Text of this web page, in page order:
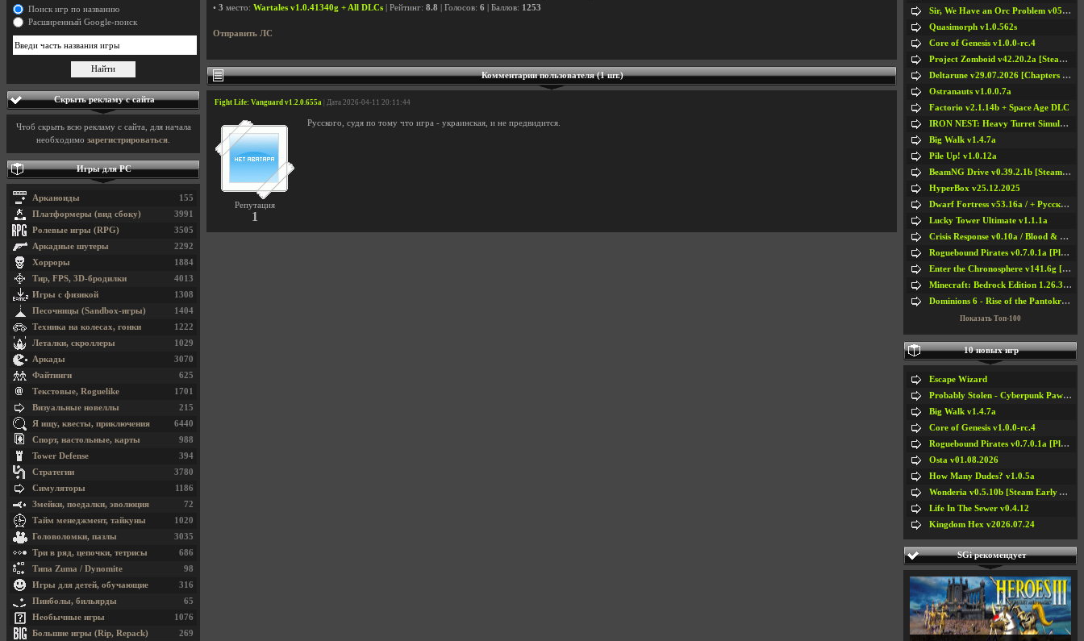
• 3 место: Wartales v1.0.41340g + All DLCs | Рейтинг: 8.8 | Голосов: 6 | Баллов: 1253
Отправить ЛС
Комментарии пользователя (1 шт.)
Fight Life: Vanguard v1.2.0.655a | Дата 2026-04-11 20:11:44
Репутация
1
Русского, судя по тому что игра - украинская, и не предвидится.
Поиск игр по названию
Расширенный Google-поиск
Скрыть рекламу с сайта
Чтоб скрыть всю рекламу с сайта, для начала
необходимо зарегистрироваться
Игры для PC
155
Арканоиды
3991
Платформеры (вид сбоку)
3505
Ролевые игры (RPG)
2292
Аркадные шутеры
1884
Хорроры
4013
Тир, FPS, 3D-бродилки
1308
Игры с физикой
1404
Песочницы (Sandbox-игры)
1222
Техника на колесах, гонки
1029
Леталки, скроллеры
3070
Аркады
625
Файтинги
1701
Текстовые, Roguelike
215
Визуальные новеллы
6440
Я ищу, квесты, приключения
988
Спорт, настольные, карты
394
Tower Defense
3780
Стратегии
1186
Симуляторы
72
Змейки, поедалки, эволюция
1020
Тайм менеджмент, тайкуны
3035
Головоломки, пазлы
686
Три в ряд, цепочки, тетрисы
98
Типа Zuma / Dynomite
316
Игры для детей, обучающие
65
Пинболы, бильярды
1076
Необычные игры
269
Большие игры (Rip, Repack)
Sir, We Have an Orc Problem v05.08.2026
Quasimorph v1.0.562s
Core of Genesis v1.0.0-rc.4
Project Zomboid v42.20.2a [Steam Early Access]
Deltarune v29.07.2026 [Chapters 1-5] / + RUS [Chapters 1-5]
Ostranauts v1.0.0.7a
Factorio v2.1.14b + Space Age DLC
IRON NEST: Heavy Turret Simulator v1.0a
Big Walk v1.4.7a
Pile Up! v1.0.12a
BeamNG Drive v0.39.2.1b [Steam Early Access]
HyperBox v25.12.2025
Dwarf Fortress v53.16a / + Русская Версия v50.12a
Lucky Tower Ultimate v1.1.1a
Crisis Response v0.10a / Blood & Bullet
Roguebound Pirates v0.7.0.1a [Playtest]
Enter the Chronosphere v141.6g [Steam Early Access]
Minecraft: Bedrock Edition 1.26.33.1a / + TLauncher v2.89
Dominions 6 - Rise of the Pantokrator v6.35a
Показать Топ-100
10 новых игр
Escape Wizard
Probably Stolen - Cyberpunk Pawnshop Simulator v048c [Playtest]
Big Walk v1.4.7a
Core of Genesis v1.0.0-rc.4
Roguebound Pirates v0.7.0.1a [Playtest]
Osta v01.08.2026
How Many Dudes? v1.0.5a
Wonderia v0.5.10b [Steam Early Access]
Life In The Sewer v0.4.12
Kingdom Hex v2026.07.24
SGi рекомендует